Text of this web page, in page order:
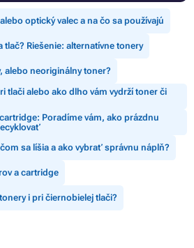
optický valec a na čo sa používajú
tlač? Riešenie: alternatívne tonery
neoriginálny toner?
tlači alebo ako dlho vám vydrží toner či
Poradíme vám, ako prázdnu
sa líšia a ako vybrať správnu náplň?
a cartridge
i pri čiernobielej tlači?